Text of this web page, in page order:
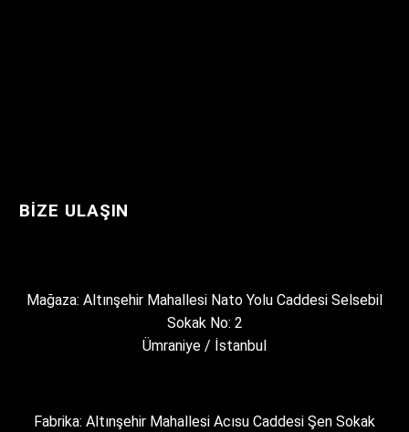
BIZE ULAŞIN
Mağaza: Altınşehir Mahallesi Nato Yolu Caddesi Selsebil
Sokak No: 2
Ümraniye / İstanbul
Fabrika: Altınşehir Mahallesi Acısu Caddesi Şen Sokak